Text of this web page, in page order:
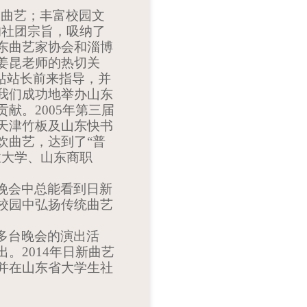
艺；丰富校园文
团宗旨，吸纳了
曲艺家协会和淄博
昆老师的热切关
站长前来指导，并
们成功地举办山东
。 2005年第三届
津竹板及山东快书
曲艺，达到了“普
学、山东商职
会中总能看到日新
园中弘扬传统曲艺
台晚会的演出活
2014年日新曲艺
在山东省大学生社